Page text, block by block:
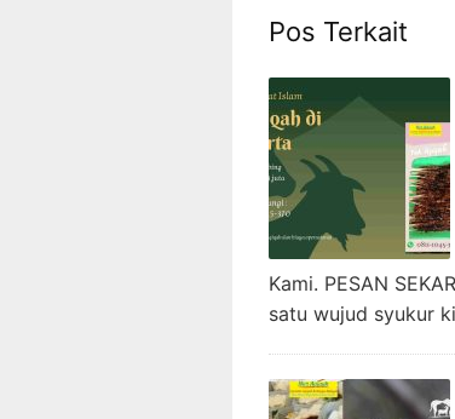
Pos Terkait
Kami. PESAN
satu wujud syukur